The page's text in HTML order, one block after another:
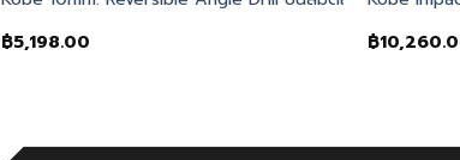
฿5,198.00
฿